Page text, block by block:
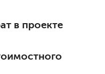
в проекте